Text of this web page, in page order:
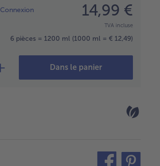
Connexion 14,99 €
TVA incluse
6 pièces = 1200 ml (1000 ml = € 12,49)
Dans le panier
teilen